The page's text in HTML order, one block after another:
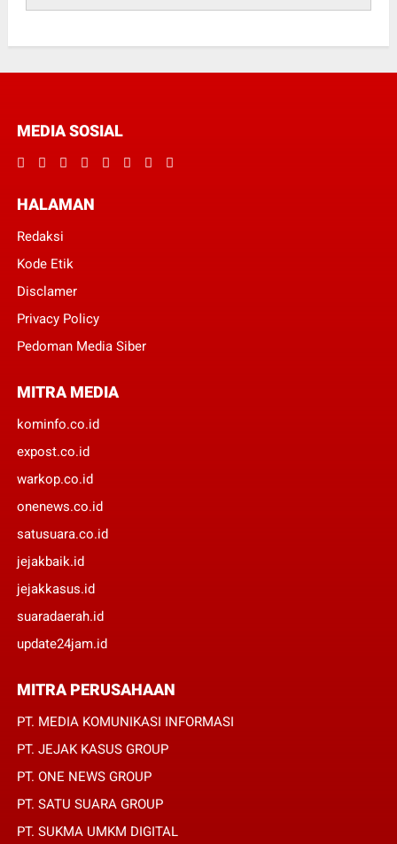
MEDIA SOSIAL
HALAMAN
Redaksi
Kode Etik
Disclamer
Privacy Policy
Pedoman Media Siber
MITRA MEDIA
kominfo.co.id
expost.co.id
warkop.co.id
onenews.co.id
satusuara.co.id
jejakbaik.id
jejakkasus.id
suaradaerah.id
update24jam.id
MITRA PERUSAHAAN
PT. MEDIA KOMUNIKASI INFORMASI
PT. JEJAK KASUS GROUP
PT. ONE NEWS GROUP
PT. SATU SUARA GROUP
PT. SUKMA UMKM DIGITAL